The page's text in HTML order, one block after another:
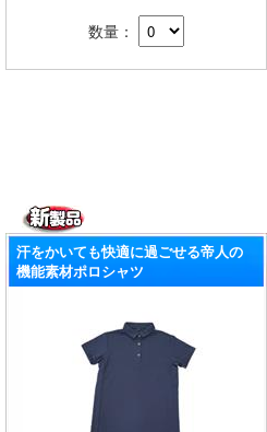
数量：
汗をかいても快適に過ごせる帝人の
機能素材ポロシャツ